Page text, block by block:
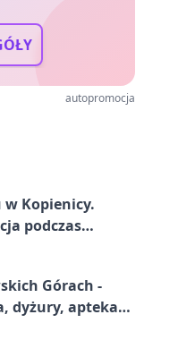
autopromocja
w Kopienicy.
podczas
Górach -
dyżury, apteka